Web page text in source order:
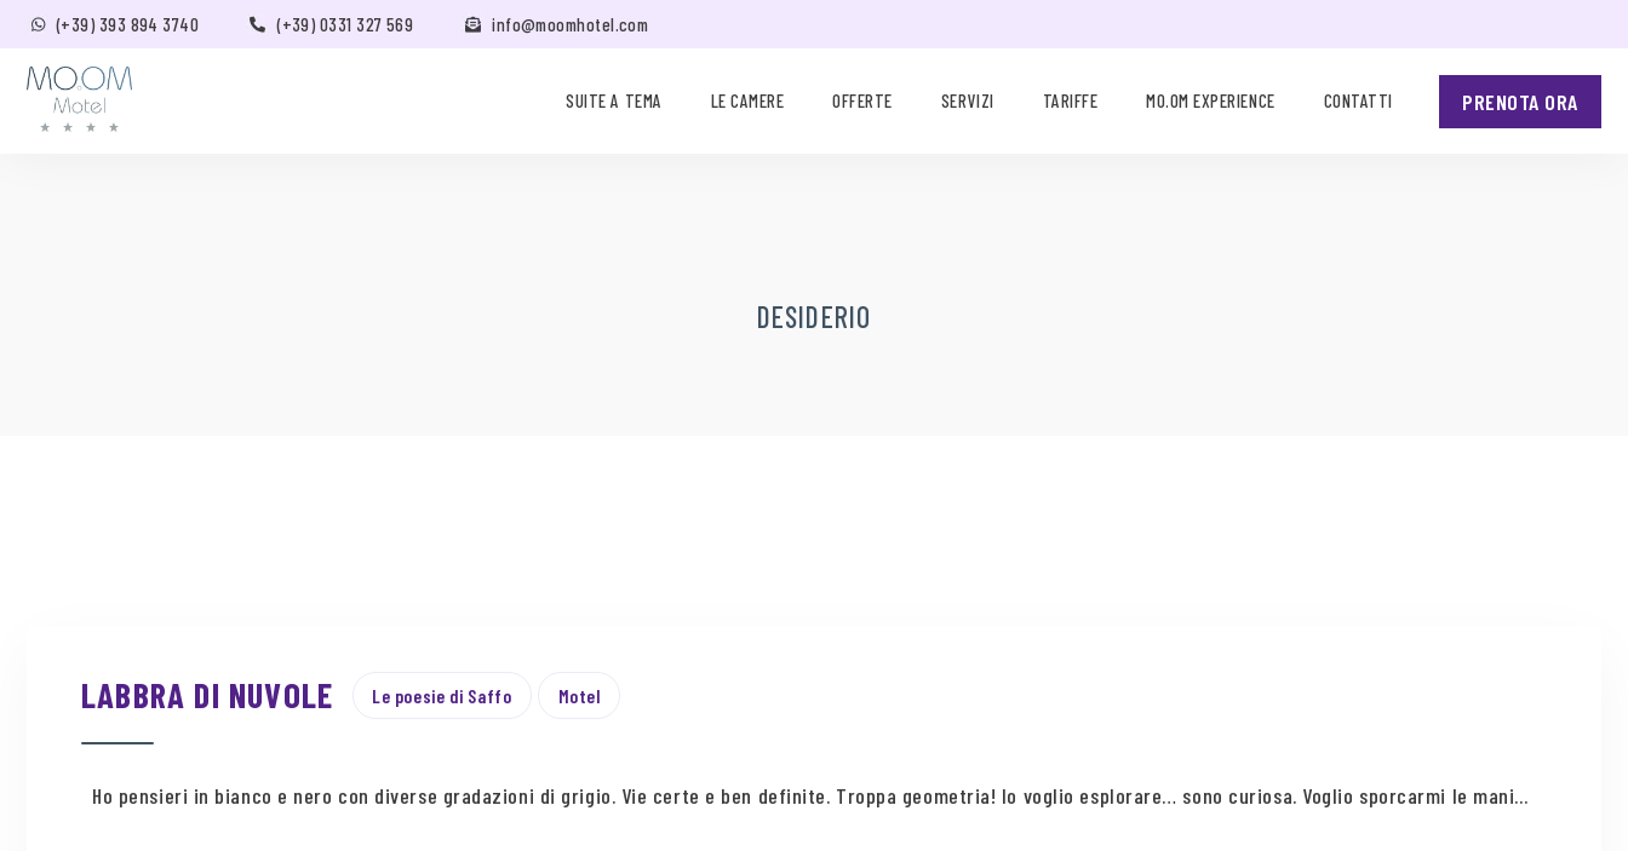
(+39) 393 894 3740 (+39) 0331 327 569 info@moomhotel.com
SUITE A TEMA LE CAMERE OFFERTE SERVIZI TARIFFE MO.OM EXPERIENCE CONTATTI PRENOTA ORA
DESIDERIO
LABBRA DI NUVOLE Le poesie di Saffo Motel
Ho pensieri in bianco e nero con diverse gradazioni di grigio. Vie certe e ben definite. Troppa geometria! Io voglio esplorare… sono curiosa. Voglio sporcarmi le mani...